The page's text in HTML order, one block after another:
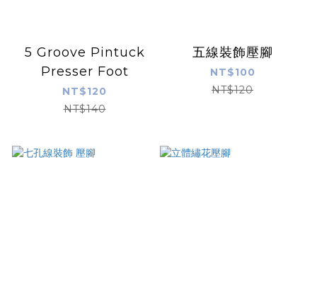
5 Groove Pintuck
Presser Foot
NT$120
NT$140
五線裝飾壓腳
NT$100
NT$120